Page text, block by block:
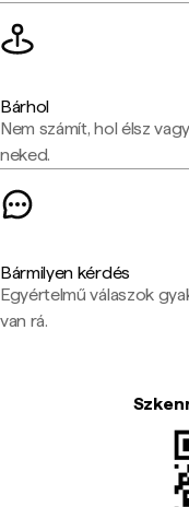
Bárhol
Nem számít, hol élsz
neked.
Bármilyen kérdés
Egyértelmű válaszok
van rá.